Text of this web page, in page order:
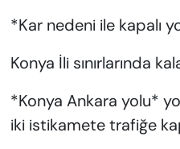
*Kar nedeni ile kapalı
Konya İli sınırlarında
*Konya Ankara yolu*
iki istikamete trafiğe